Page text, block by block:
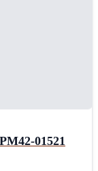
01521